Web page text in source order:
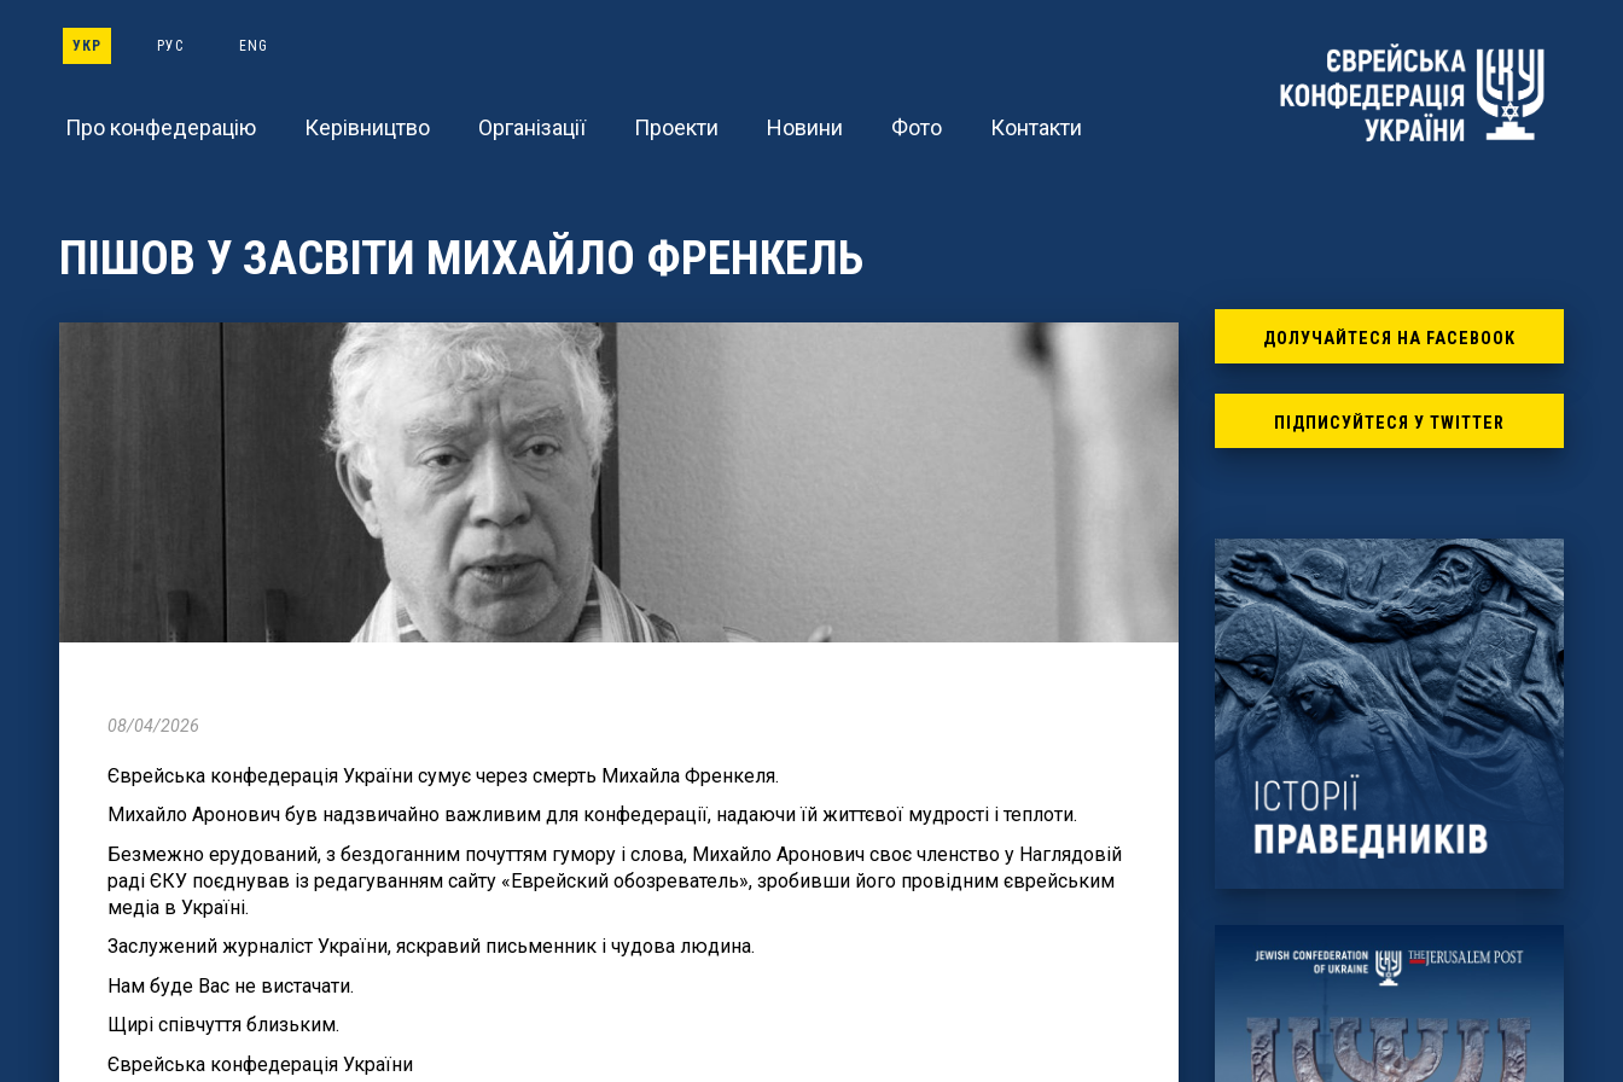
УКР РУС ENG
Main
navigation
Про конфедерацію Керівництво Організації Проекти Новини Фото Контакти
ПІШОВ У ЗАСВІТИ МИХАЙЛО ФРЕНКЕЛЬ
08/04/2026
Єврейська конфедерація України сумує через смерть Михайла Френкеля.
Михайло Аронович був надзвичайно важливим для конфедерації, надаючи їй життєвої мудрості і теплоти.
Безмежно ерудований, з бездоганним почуттям гумору і слова, Михайло Аронович своє членство у Наглядовій
раді ЄКУ поєднував із редагуванням сайту «Еврейский обозреватель», зробивши його провідним єврейським
медіа в Україні.
Заслужений журналіст України, яскравий письменник і чудова людина.
Нам буде Вас не вистачати.
Щирі співчуття близьким.
Єврейська конфедерація України
ДОЛУЧАЙТЕСЯ НА FACEBOOK
ПІДПИСУЙТЕСЯ У TWITTER